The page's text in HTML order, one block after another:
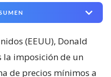
(EEUU), Donald
la imposición de un
de precios mínimos a